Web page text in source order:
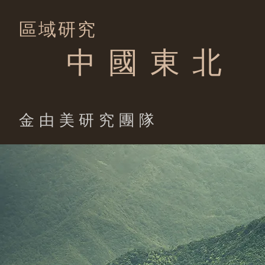
區域研究
中 國 東 北
​金由美研究團隊